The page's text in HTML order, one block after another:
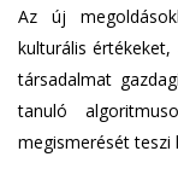
Az új
kulturális
társadalmat
tanuló
megismerését teszi